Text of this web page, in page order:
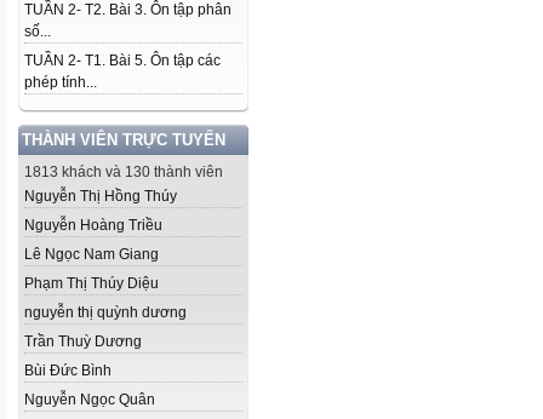
TUẦN 2- T2. Bài 3. Ôn tập phân
số...
TUẦN 2- T1. Bài 5. Ôn tập các
phép tính...
THÀNH VIÊN TRỰC TUYẾN
1813 khách và 130 thành viên
Nguyễn Thị Hồng Thúy
Nguyễn Hoàng Triều
Lê Ngọc Nam Giang
Phạm Thị Thúy Diệu
nguyễn thị quỳnh dương
Trần Thuỳ Dương
Bùi Đức Bình
Nguyễn Ngọc Quân